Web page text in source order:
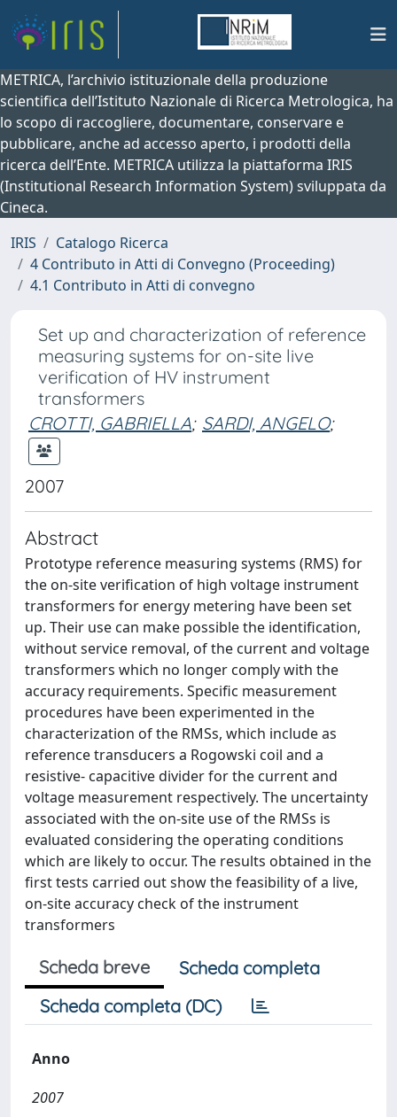
METRICA, l’archivio istituzionale della produzione
scientifica dell’Istituto Nazionale di Ricerca Metrologica, ha
lo scopo di raccogliere, documentare, conservare e
pubblicare, anche ad accesso aperto, i prodotti della
ricerca dell’Ente. METRICA utilizza la piattaforma IRIS
(Institutional Research Information System) sviluppata da
Cineca.
IRIS
Catalogo Ricerca
4 Contributo in Atti di Convegno (Proceeding)
4.1 Contributo in Atti di convegno
Set up and characterization of reference
measuring systems for on-site live
verification of HV instrument
transformers
CROTTI, GABRIELLA; SARDI, ANGELO;
2007
Abstract
Prototype reference measuring systems (RMS) for
the on-site verification of high voltage instrument
transformers for energy metering have been set
up. Their use can make possible the identification,
without service removal, of the current and voltage
transformers which no longer comply with the
accuracy requirements. Specific measurement
procedures have been experimented in the
characterization of the RMSs, which include as
reference transducers a Rogowski coil and a
resistive- capacitive divider for the current and
voltage measurement respectively. The uncertainty
associated with the on-site use of the RMSs is
evaluated considering the operating conditions
which are likely to occur. The results obtained in the
first tests carried out show the feasibility of a live,
on-site accuracy check of the instrument
transformers
Scheda breve
Scheda completa
Scheda completa (DC)
Anno
2007